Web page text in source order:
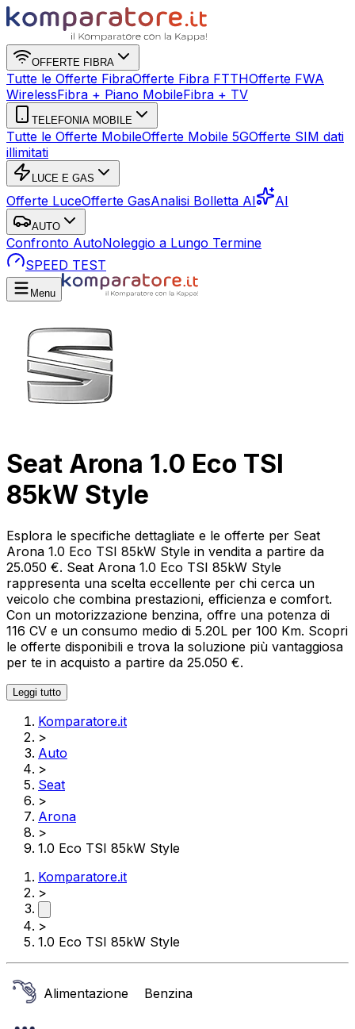
OFFERTE FIBRA
Tutte le Offerte FibraOfferte Fibra FTTHOfferte FWA
WirelessFibra + Piano MobileFibra + TV
TELEFONIA MOBILE
Tutte le Offerte MobileOfferte Mobile 5GOfferte SIM dati
illimitati
LUCE E GAS
Offerte LuceOfferte GasAnalisi Bolletta AI AI
AUTO
Confronto AutoNoleggio a Lungo Termine
SPEED TEST
Menu
Seat Arona 1.0 Eco TSI
85kW Style
Esplora le specifiche dettagliate e le offerte per Seat
Arona 1.0 Eco TSI 85kW Style in vendita a partire da
25.050 €. Seat Arona 1.0 Eco TSI 85kW Style
rappresenta una scelta eccellente per chi cerca un
veicolo che combina prestazioni, efficienza e comfort.
Con un motorizzazione benzina, offre una potenza di
116 CV e un consumo medio di 5.20L per 100 Km. Scopri
le offerte disponibili e trova la soluzione più vantaggiosa
per te in acquisto a partire da 25.050 €.
Leggi tutto
Komparatore.it
>
Auto
>
Seat
>
Arona
>
1.0 Eco TSI 85kW Style
Komparatore.it
>
>
1.0 Eco TSI 85kW Style
Alimentazione Benzina